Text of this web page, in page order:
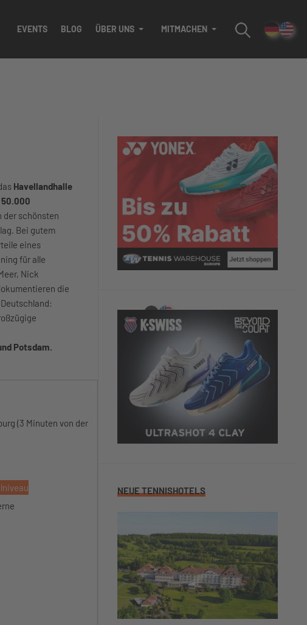
EVENTS BLOG ÜBER UNS MITMACHEN
Havellandhalle
50.000
der schönsten
Bei gutem
eines
für alle
Nick
die
Potsdam.
(3 Minuten von der
NEUE TENNISHOTELS